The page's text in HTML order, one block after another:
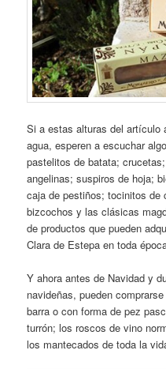
Si a estas alturas del artículo
agua, esperen a escuchar
pastelitos de batata;
angelinas; suspiros de hoja;
caja de pestiños; tocinitos de
bizcochos y las clásicas
de productos que pueden
Clara de Estepa en toda
Y ahora antes de Navidad y
navideñas, pueden
barra o con forma de pez
turrón; los roscos de vino
los mantecados de toda la